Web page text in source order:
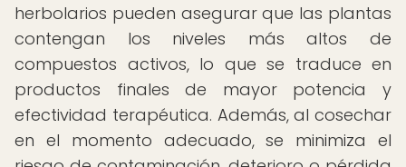
herbolarios pueden asegurar que las plantas
contengan los niveles más altos de
compuestos activos, lo que se traduce en
productos finales de mayor potencia y
efectividad terapéutica. Además, al cosechar
en el momento adecuado, se minimiza el